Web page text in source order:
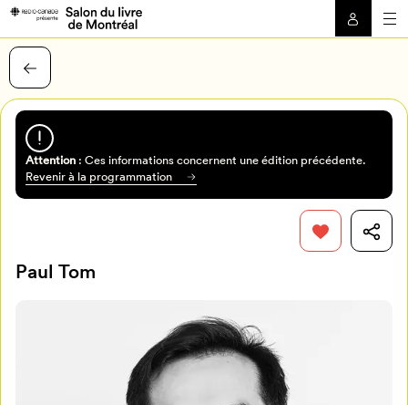
Attention: Ces informations concernent une édition précédente.
Revenir à la programmation
Paul Tom